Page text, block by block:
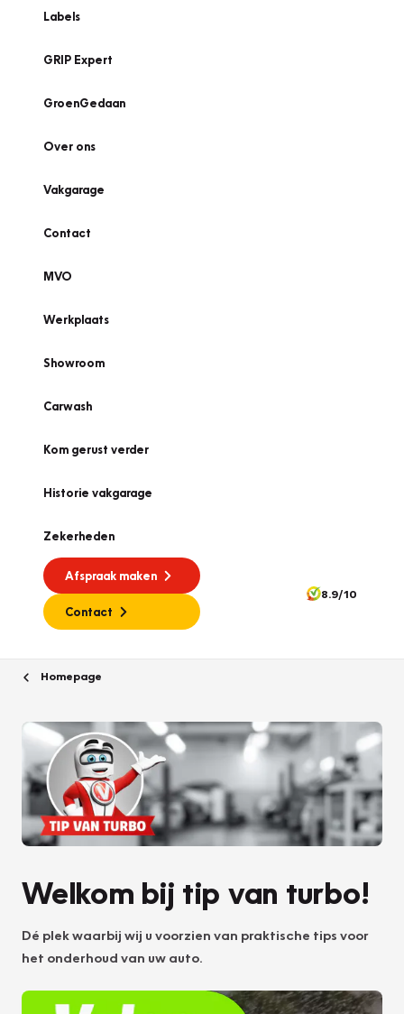
Labels
GRIP Expert
GroenGedaan
Over ons
Vakgarage
Contact
MVO
Werkplaats
Showroom
Carwash
Kom gerust verder
Historie vakgarage
Zekerheden
Afspraak maken
Contact
8.9/10
Homepage
Welkom bij tip van turbo!
Dé plek waarbij wij u voorzien van praktische tips voor
het onderhoud van uw auto.